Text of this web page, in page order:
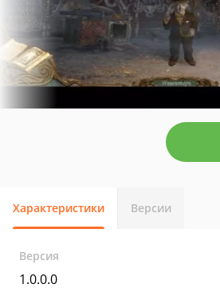
Характеристики Версии
Версия
1.0.0.0